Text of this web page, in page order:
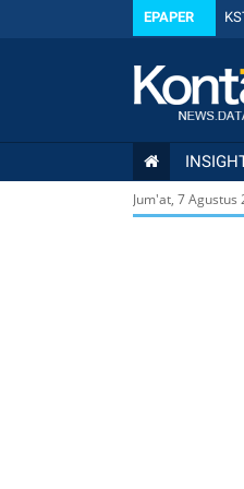
EPAPER
Jum'at, 7 Agustus